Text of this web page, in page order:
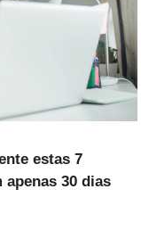
estas 7
30 dias